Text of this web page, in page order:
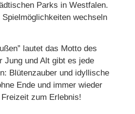
Parks in Westfalen.
Spielmöglichkeiten wechseln
lautet das Motto des
Jung und Alt gibt es jede
Blütenzauber und idyllische
Ende und immer wieder
zum Erlebnis!